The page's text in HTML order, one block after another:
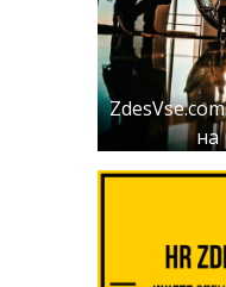
на